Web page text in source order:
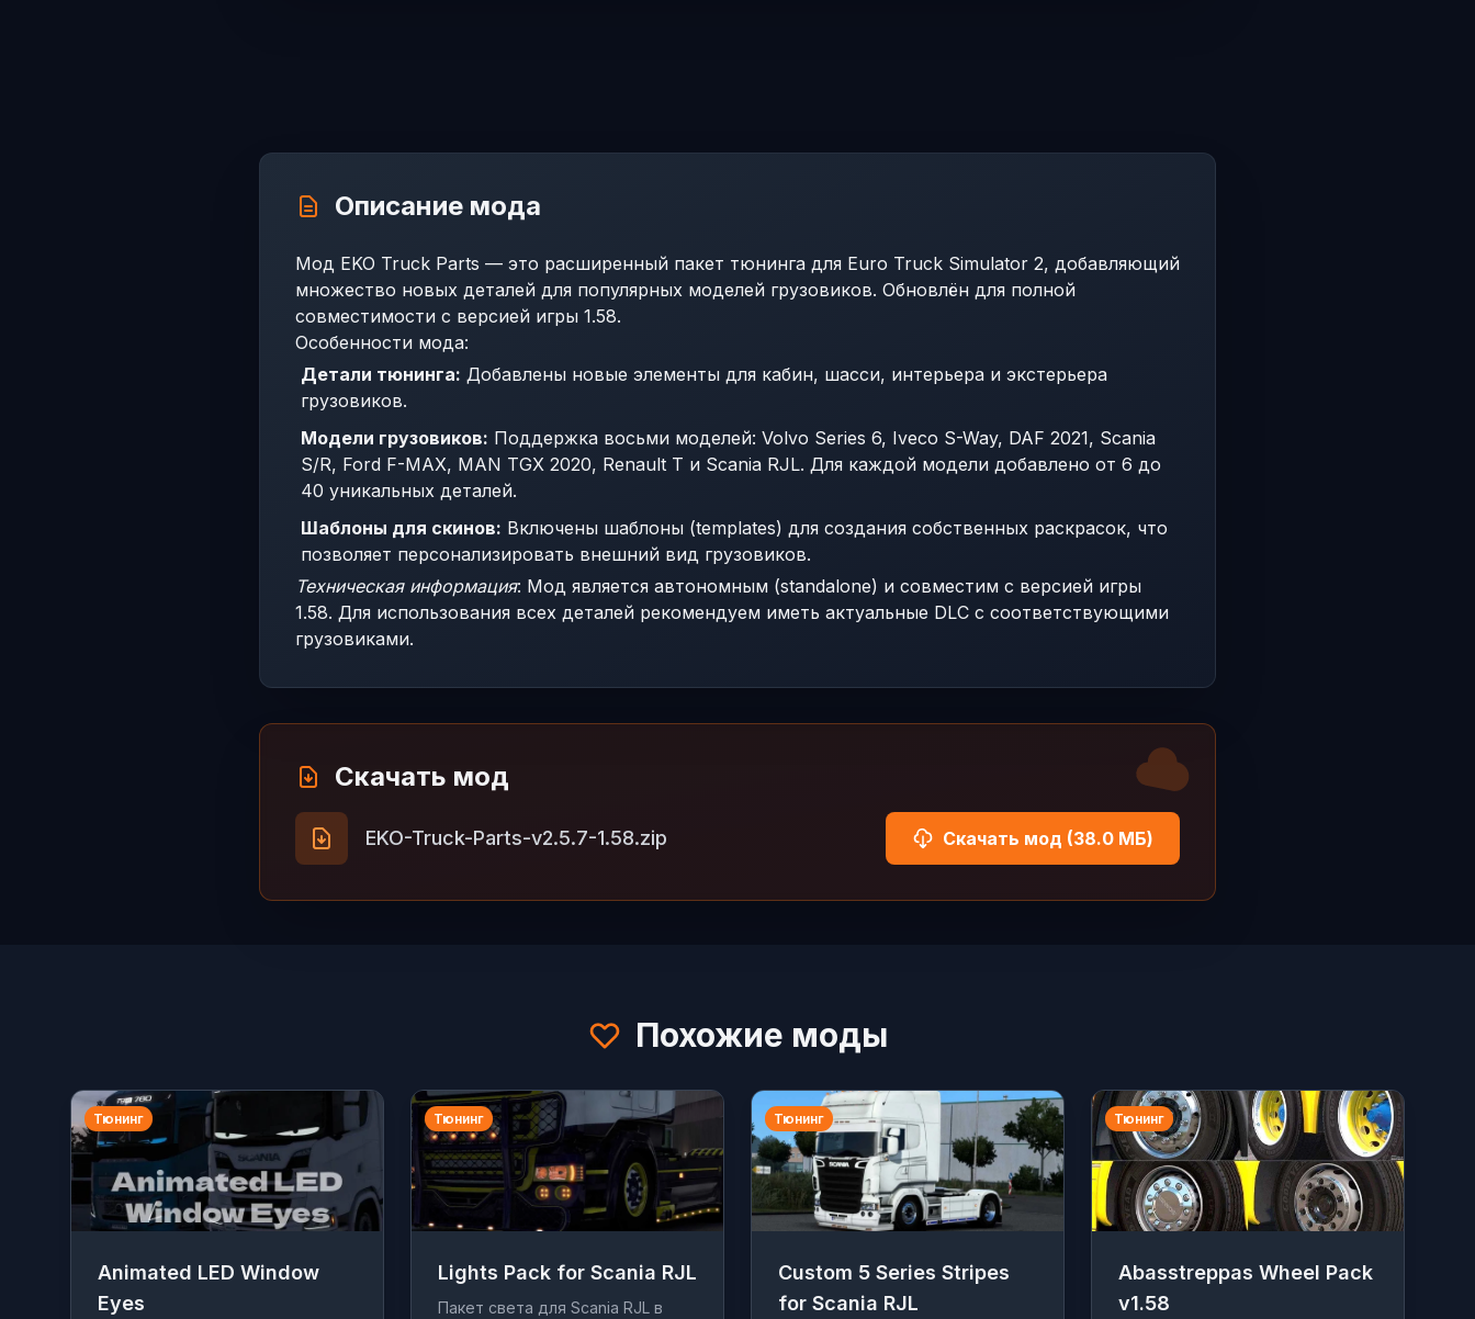
Описание мода
Мод EKO Truck Parts — это расширенный пакет тюнинга для Euro Truck Simulator 2, добавляющий
множество новых деталей для популярных моделей грузовиков. Обновлён для полной
совместимости с версией игры 1.58.
Особенности мода:
Детали тюнинга: Добавлены новые элементы для кабин, шасси, интерьера и экстерьера
грузовиков.
Модели грузовиков: Поддержка восьми моделей: Volvo Series 6, Iveco S-Way, DAF 2021, Scania
S/R, Ford F-MAX, MAN TGX 2020, Renault T и Scania RJL. Для каждой модели добавлено от 6 до
40 уникальных деталей.
Шаблоны для скинов: Включены шаблоны (templates) для создания собственных раскрасок, что
позволяет персонализировать внешний вид грузовиков.
Техническая информация: Мод является автономным (standalone) и совместим с версией игры
1.58. Для использования всех деталей рекомендуем иметь актуальные DLC с соответствующими
грузовиками.
Скачать мод
EKO-Truck-Parts-v2.5.7-1.58.zip Скачать мод (38.0 МБ)
Похожие моды
Тюнинг
Animated LED Window
Eyes
Тюнинг
Lights Pack for Scania RJL
Пакет света для Scania RJL в
Тюнинг
Custom 5 Series Stripes
for Scania RJL
Тюнинг
Abasstreppas Wheel Pack
v1.58